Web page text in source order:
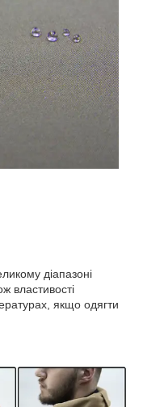
діапазоні
властивості
якщо одягти